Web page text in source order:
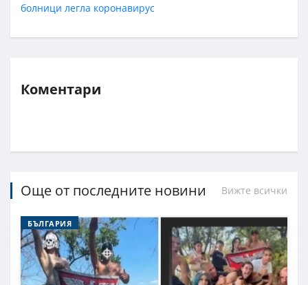
болници легла коронавирус
Коментари
Още от последните новини Вижте всички
БЪЛГАРИЯ